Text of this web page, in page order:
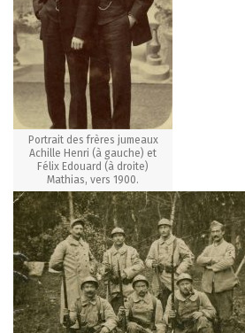
Portrait des frères jumeaux
Achille Henri (à gauche) et
Félix Edouard (à droite)
Mathias, vers 1900.